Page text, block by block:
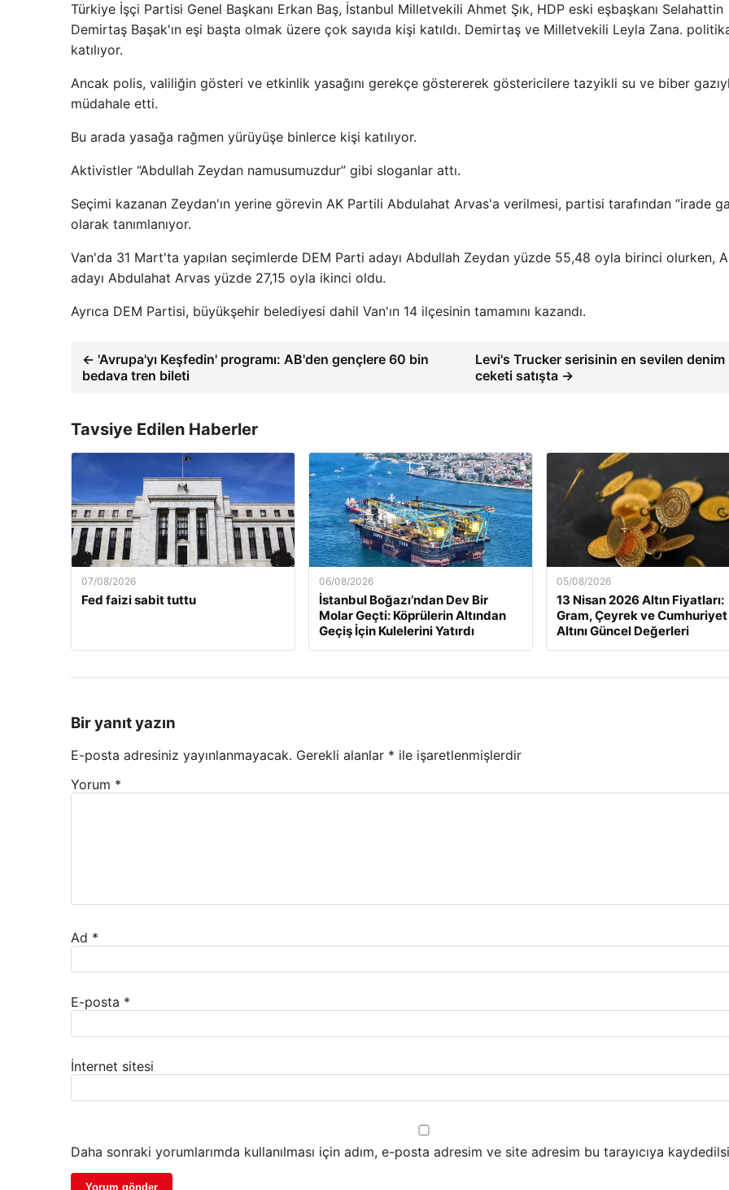
Türkiye İşçi Partisi Genel Başkanı Erkan Baş, İstanbul Milletvekili Ahmet Şık, HDP eski eşbaşkanı Selahattin
Demirtaş Başak'ın eşi başta olmak üzere çok sayıda kişi katıldı. Demirtaş ve Milletvekili Leyla Zana.
katılıyor.
Ancak polis, valiliğin gösteri ve etkinlik yasağını gerekçe göstererek göstericilere tazyikli su ve biber
müdahale etti.
Bu arada yasağa rağmen yürüyüşe binlerce kişi katılıyor.
Aktivistler “Abdullah Zeydan namusumuzdur” gibi sloganlar attı.
Seçimi kazanan Zeydan'ın yerine görevin AK Partili Abdulahat Arvas'a verilmesi, partisi tarafından “irade
olarak tanımlanıyor.
Van'da 31 Mart'ta yapılan seçimlerde DEM Parti adayı Abdullah Zeydan yüzde 55,48 oyla birinci olurken,
adayı Abdulahat Arvas yüzde 27,15 oyla ikinci oldu.
Ayrıca DEM Partisi, büyükşehir belediyesi dahil Van'ın 14 ilçesinin tamamını kazandı.
← 'Avrupa'yı Keşfedin' programı: AB'den gençlere 60 bin
bedava tren bileti
Levi's Trucker serisinin en sevilen denim
ceketi satışta →
Tavsiye Edilen Haberler
07/08/2026
Fed faizi sabit tuttu
06/08/2026
İstanbul Boğazı’ndan Dev Bir
Molar Geçti: Köprülerin Altından
Geçiş İçin Kulelerini Yatırdı
05/08/2026
13 Nisan 2026 Altın Fiyatları:
Gram, Çeyrek ve Cumhuriyet
Altını Güncel Değerleri
Bir yanıt yazın
E-posta adresiniz yayınlanmayacak. Gerekli alanlar * ile işaretlenmişlerdir
Yorum *
Ad *
E-posta *
İnternet sitesi
Daha sonraki yorumlarımda kullanılması için adım, e-posta adresim ve site adresim bu tarayıcıya